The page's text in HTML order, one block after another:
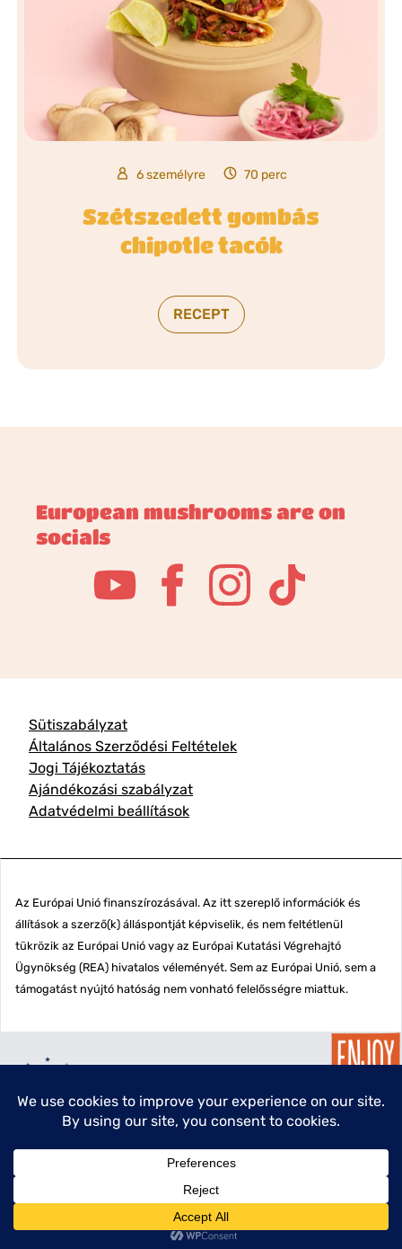
menu
6 személyre 70 perc
Szétszedett gombás
chipotle tacók
RECEPT
European mushrooms are on
socials
Sütiszabályzat
Általános Szerződési Feltételek
Jogi Tájékoztatás
Ajándékozási szabályzat
Adatvédelmi beállítások
Az Európai Unió finanszírozásával. Az itt szereplő információk és
állítások a szerző(k) álláspontját képviselik, és nem feltétlenül
tükrözik az Európai Unió vagy az Európai Kutatási Végrehajtó
Ügynökség (REA) hivatalos véleményét. Sem az Európai Unió, sem a
támogatást nyújtó hatóság nem vonható felelősségre miattuk.